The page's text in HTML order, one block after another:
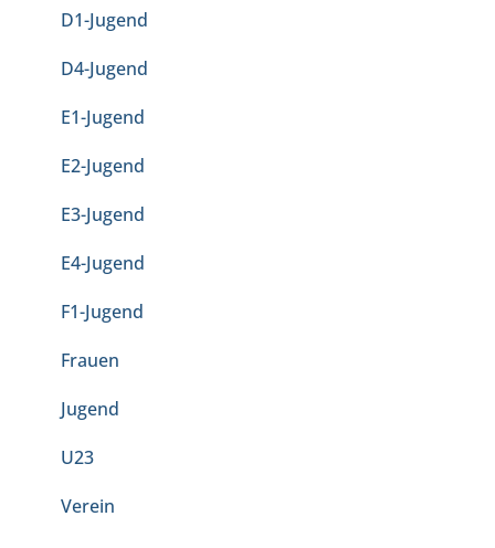
D1-Jugend
D4-Jugend
E1-Jugend
E2-Jugend
E3-Jugend
E4-Jugend
F1-Jugend
Frauen
Jugend
U23
Verein